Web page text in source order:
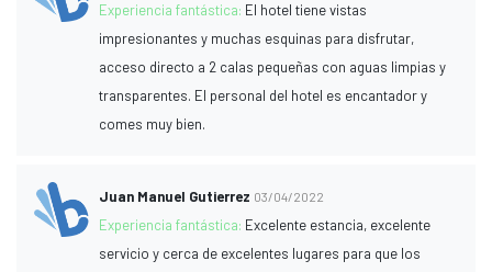
Experiencia fantástica: El hotel tiene vistas
impresionantes y muchas esquinas para disfrutar,
acceso directo a 2 calas pequeñas con aguas limpias y
transparentes. El personal del hotel es encantador y
comes muy bien.
Juan Manuel Gutierrez 03/04/2022
Experiencia fantástica: Excelente estancia, excelente
servicio y cerca de excelentes lugares para que los